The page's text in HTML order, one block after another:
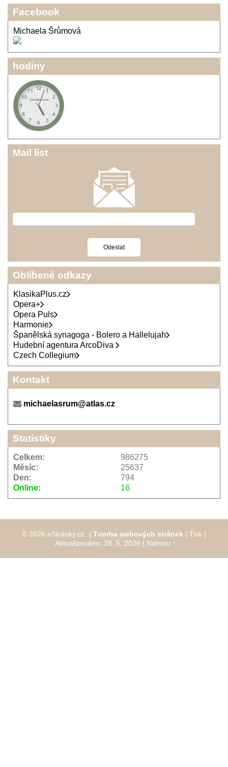
Facebook
Michaela Šrůmová
hodiny
Mail list
Oblíbené odkazy
KlasikaPlus.cz
Opera+
Opera Puls
Harmonie
Španělská synagoga - Bolero a Hallelujah
Hudební agentura ArcoDiva
Czech Collegium
Kontakt
michaelasrum@atlas.cz
Statistiky
Online: 16
Celkem:
986275
Měsíc:
25637
Den:
794
© 2026 eStránky.cz | Tvorba webových stránek | Tisk |
Aktualizováno: 28. 5. 2026 | Nahoru ↑